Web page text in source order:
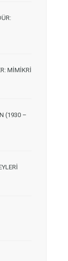
MİMİKRİ
(1930 –